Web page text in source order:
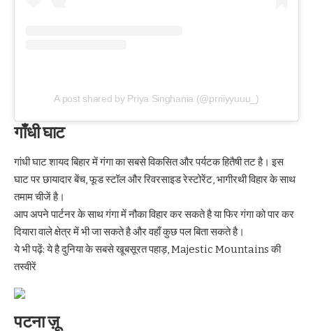
A post shared by Priya Singhania (@prriiyyuuu_)
गाँधी घाट
गांधी घाट शायद बिहार में गंगा का सबसे विकसित और पर्यटक हितैषी तट है। इस
घाट पर छायादार बेंच, फूड स्टॉल और रिवरसाइड रेस्टोरेंट, भागीरथी विहार के साथ
तमाम चीजें है।
आप अपने पार्टनर के साथ गंगा में नौका विहार कर सकते है या फिर गंगा को पार कर
दियारा वाले क्षेत्र में भी जा सकते है और वहाँ कुछ पल बिता सकते है।
ये भी पढ़ें:ये है दुनिया के सबसे खूबसूरत पहाड़, Majestic Mountains की
तस्वीरें
पटनाज़ू